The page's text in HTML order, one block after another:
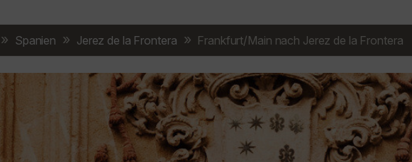
Spanien Jerez de la Frontera Frankfurt/Main nach Jerez de la Frontera